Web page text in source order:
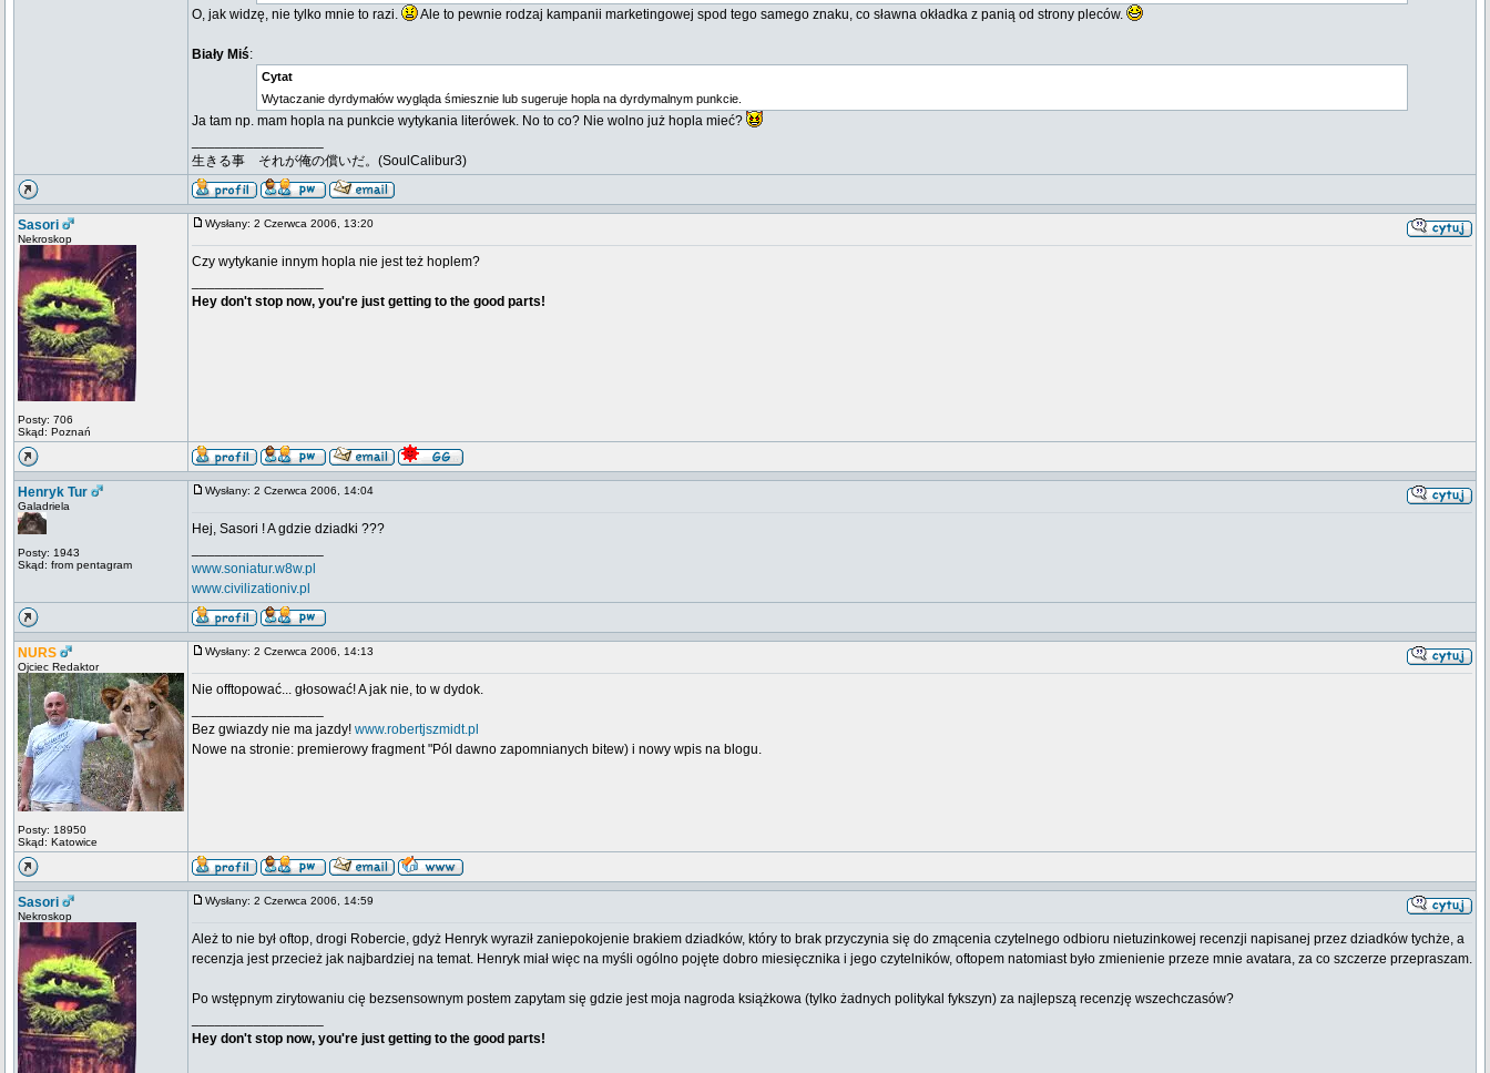
O, jak widzę, nie tylko mnie to razi. Ale to pewnie rodzaj kampanii marketingowej spod tego samego znaku, co sławna okładka z panią od strony pleców.
Biały Miś:
Cytat
Wytaczanie dyrdymałów wygląda śmiesznie lub sugeruje hopla na dyrdymalnym punkcie.
Ja tam np. mam hopla na punkcie wytykania literówek. No to co? Nie wolno już hopla mieć?
生きる事 それが俺の償いだ。(SoulCalibur3)
Sasori
Nekroskop
Posty: 706
Skąd: Poznań
Wysłany: 2 Czerwca 2006, 13:20
Czy wytykanie innym hopla nie jest też hoplem?
Hey don't stop now, you're just getting to the good parts!
Henryk Tur
Galadriela
Posty: 1943
Skąd: from pentagram
Wysłany: 2 Czerwca 2006, 14:04
Hej, Sasori ! A gdzie dziadki ???
www.soniatur.w8w.pl
www.civilizationiv.pl
NURS
Ojciec Redaktor
Posty: 18950
Skąd: Katowice
Wysłany: 2 Czerwca 2006, 14:13
Nie offtopować... głosować! A jak nie, to w dydok.
Bez gwiazdy nie ma jazdy! www.robertjszmidt.pl
Nowe na stronie: premierowy fragment "Pól dawno zapomnianych bitew) i nowy wpis na blogu.
Sasori
Nekroskop
Wysłany: 2 Czerwca 2006, 14:59
Ależ to nie był oftop, drogi Robercie, gdyż Henryk wyraził zaniepokojenie brakiem dziadków, który to brak przyczynia się do zmącenia czytelnego odbioru nietuzinkowej recenzji napisanej przez dziadków tychże, a
recenzja jest przecież jak najbardziej na temat. Henryk miał więc na myśli ogólno pojęte dobro miesięcznika i jego czytelników, oftopem natomiast było zmienienie przeze mnie avatara, za co szczerze przepraszam.
Po wstępnym zirytowaniu cię bezsensownym postem zapytam się gdzie jest moja nagroda książkowa (tylko żadnych politykal fykszyn) za najlepszą recenzję wszechczasów?
Hey don't stop now, you're just getting to the good parts!